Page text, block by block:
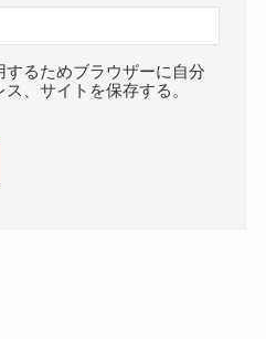
するためブラウザーに自分
、サイトを保存する。